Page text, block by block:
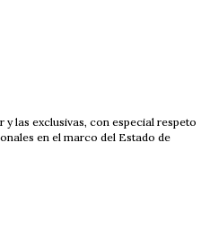
las exclusivas, con especial respeto
en el marco del Estado de